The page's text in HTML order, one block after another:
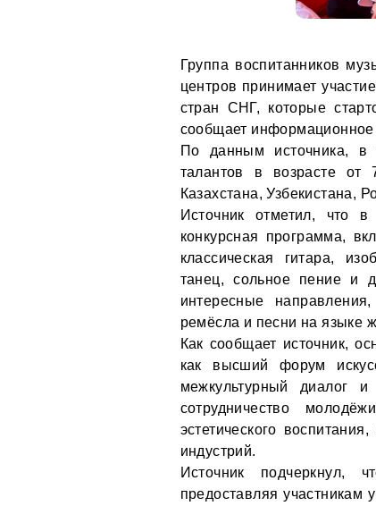
Группа воспитанников
центров принимает
стран СНГ, которые
сообщает информационное
По данным источника, в
талантов в возрасте
Казахстана, Узбекистана,
Источник отметил, что
конкурсная программа,
классическая гитара,
танец, сольное пение и
интересные
ремёсла и песни на языке
Как сообщает источник,
как высший форум
межкультурный диалог
сотрудничество
эстетического
индустрий.
Источник подчеркнул,
предоставляя участникам